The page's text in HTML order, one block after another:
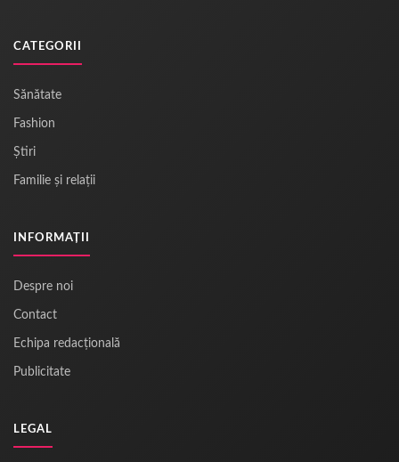
CATEGORII
Sănătate
Fashion
Știri
Familie și relații
INFORMAȚII
Despre noi
Contact
Echipa redacțională
Publicitate
LEGAL